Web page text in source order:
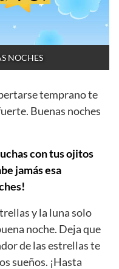
NOCHES
temprano te
Buenas noches
con tus ojitos
jamás esa
y la luna solo
noche. Deja que
de las estrellas te
sueños. ¡Hasta